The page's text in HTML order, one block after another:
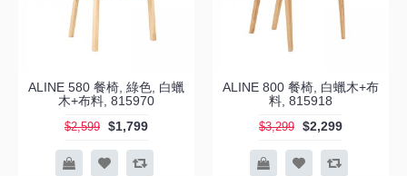
ALINE 580 餐椅, 綠色, 白蠟
木+布料, 815970
$2,599 $1,799
ALINE 800 餐椅, 白蠟木+布
料, 815918
$3,299 $2,299